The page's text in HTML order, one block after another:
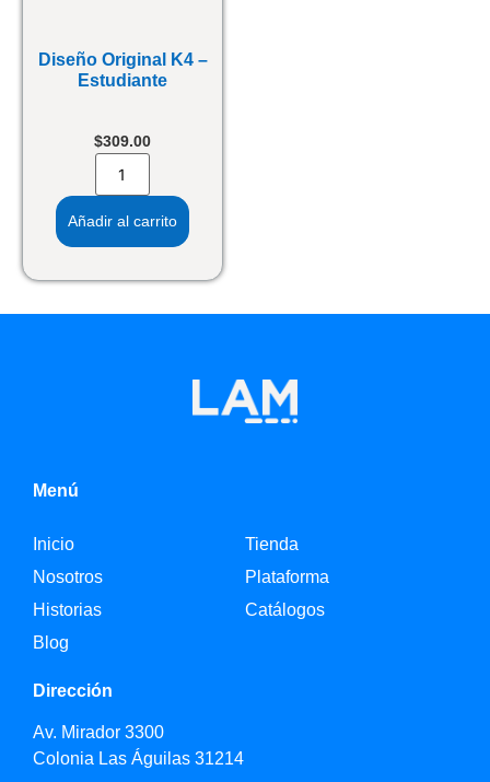
Diseño Original K4 –
Estudiante
$309.00
Añadir al carrito
Menú
Inicio
Nosotros
Historias
Blog
Tienda
Plataforma
Catálogos
Dirección
Av. Mirador 3300
Colonia Las Águilas 31214